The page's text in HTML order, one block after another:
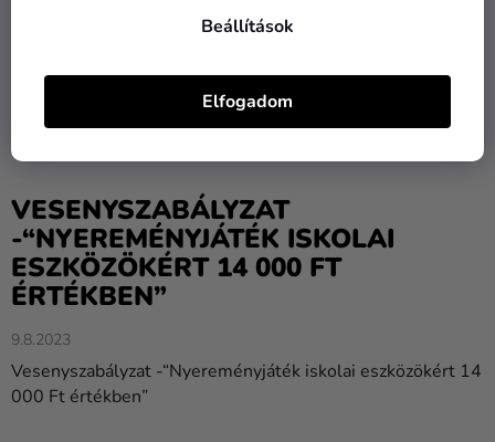
Beállítások
Elfogadom
berendezések és hálózatoknál, amelyek által a verseny
A verseny szabályai HeliumKing.HU adatlapján a Facebook
közösségi oldalon lesznek kihirdetve.
VESENYSZABÁLYZAT
-“NYEREMÉNYJÁTÉK ISKOLAI
ESZKÖZÖKÉRT 14 000 FT
ÉRTÉKBEN”
9.8.2023
Vesenyszabályzat -“Nyereményjáték iskolai eszközökért 14
000 Ft értékben”